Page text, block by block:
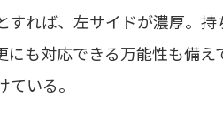
れば、左サイドが濃厚。
にも対応できる万能性も備
いる。